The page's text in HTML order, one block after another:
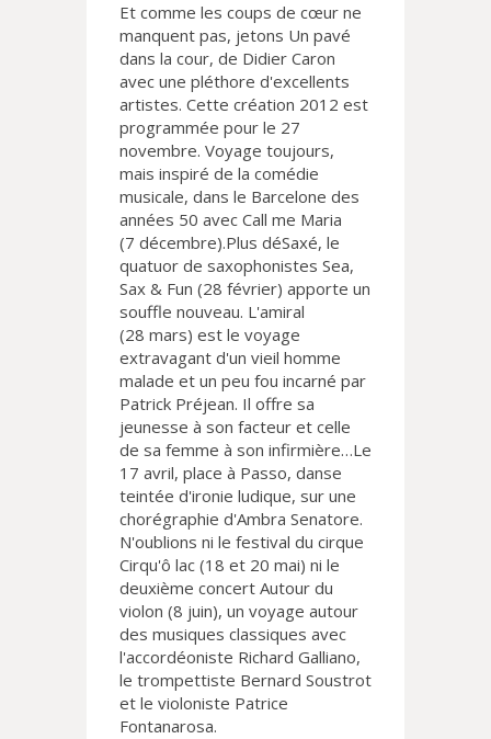
Et comme les coups de cœur ne
manquent pas, jetons Un pavé
dans la cour, de Didier Caron
avec une pléthore d'excellents
artistes. Cette création 2012 est
programmée pour le 27
novembre. Voyage toujours,
mais inspiré de la comédie
musicale, dans le Barcelone des
années 50 avec Call me Maria
(7 décembre).Plus déSaxé, le
quatuor de saxophonistes Sea,
Sax & Fun (28 février) apporte un
souffle nouveau. L'amiral
(28 mars) est le voyage
extravagant d'un vieil homme
malade et un peu fou incarné par
Patrick Préjean. Il offre sa
jeunesse à son facteur et celle
de sa femme à son infirmière…Le
17 avril, place à Passo, danse
teintée d'ironie ludique, sur une
chorégraphie d'Ambra Senatore.
N'oublions ni le festival du cirque
Cirqu'ô lac (18 et 20 mai) ni le
deuxième concert Autour du
violon (8 juin), un voyage autour
des musiques classiques avec
l'accordéoniste Richard Galliano,
le trompettiste Bernard Soustrot
et le violoniste Patrice
Fontanarosa.